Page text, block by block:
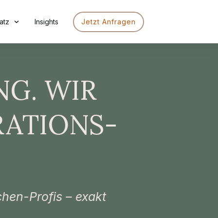
Insights Jetzt Anfragen
WIR
Profis – exakt